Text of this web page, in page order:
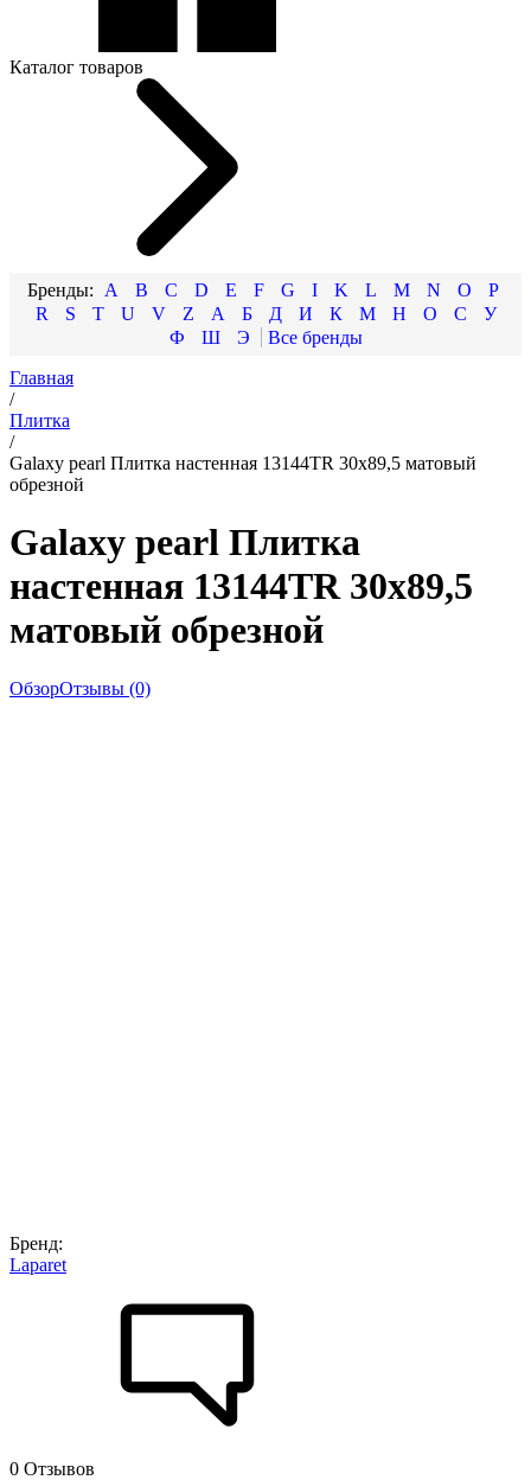
Каталог товаров
A B C D E F G I K L M N O
P
R
S T U V Z А Б Д И К М Н О С
У
Ф
Ш
Э
Главная
/
Плитка
/
Galaxy pearl Плитка настенная 13144TR 30x89,5 матовый
обрезной
Galaxy pearl Плитка
настенная 13144TR 30x89,5
матовый обрезной
ОбзорОтзывы (0)
Бренд:
Laparet
0 Отзывов